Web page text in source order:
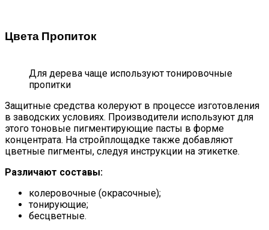
Цвета Пропиток
Для дерева чаще используют тонировочные
пропитки
Защитные средства колеруют в процессе изготовления
в заводских условиях. Производители используют для
этого тоновые пигментирующие пасты в форме
концентрата. На стройплощадке также добавляют
цветные пигменты, следуя инструкции на этикетке.
Различают составы:
колеровочные (окрасочные);
тонирующие;
бесцветные.